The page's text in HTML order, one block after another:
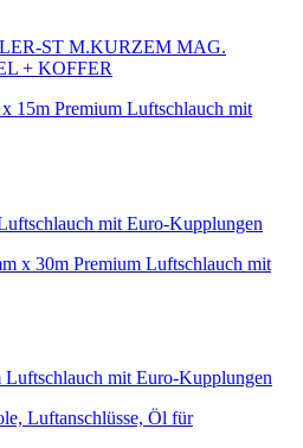
ST M.KURZEM MAG.
+ KOFFER
mit Euro-Kupplungen
Luftschlauch mit Euro-Kupplungen